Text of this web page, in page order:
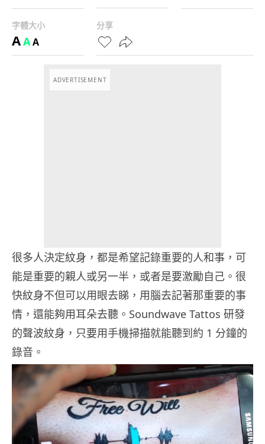
字體大小
AAA
分享
ADVERTISEMENT
很多人決定紋身，都是希望記錄重要的人和事，可
能是重要的親人或另一半，或者是要激勵自己。很
快紋身不但可以用眼去睇，用腦去記著那重要的事
情，還能夠用耳朵去聽。Soundwave Tattos 研發
的聲波紋身，只要用手機掃描就能聽到約 1 分鐘的
錄音。